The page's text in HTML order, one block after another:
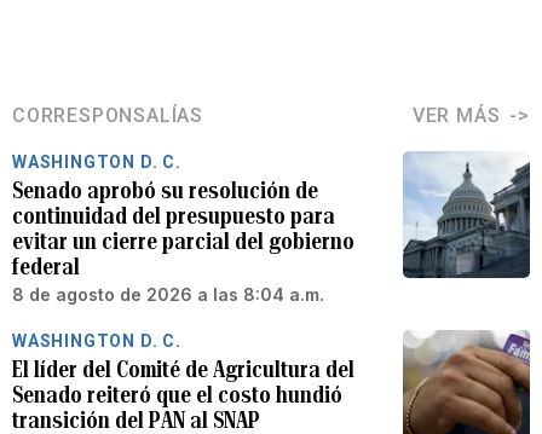
CORRESPONSALÍAS VER MÁS
WASHINGTON D. C.
Senado aprobó su resolución de
continuidad del presupuesto para
evitar un cierre parcial del gobierno
federal
8 de agosto de 2026 a las 8:04 a.m.
WASHINGTON D. C.
El líder del Comité de Agricultura del
Senado reiteró que el costo hundió
transición del PAN al SNAP